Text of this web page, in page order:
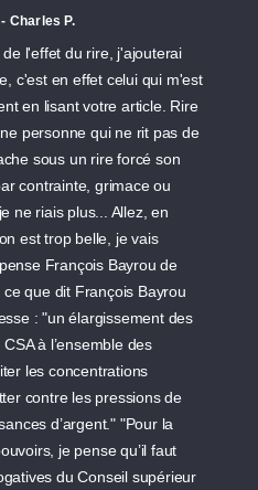
Charles P.
l'effet du rire, j'ajouterai
c'est en effet celui qui m'est
en lisant votre article. Rire
personne qui ne rit pas de
sous un rire forcé son
contrainte, grimace ou
ne riais plus... Allez, en
est trop belle, je vais
François Bayrou de
ce que dit François Bayrou
: "un élargissement des
à l’ensemble des
les concentrations
contre les pressions de
d’argent." "Pour la
je pense qu’il faut
du Conseil supérieur